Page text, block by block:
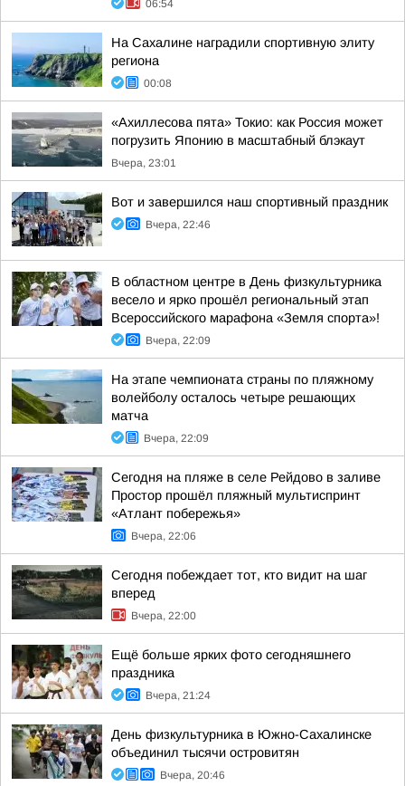
06:54
На Сахалине наградили спортивную элиту
региона
00:08
«Ахиллесова пята» Токио: как Россия может
погрузить Японию в масштабный блэкаут
Вчера, 23:01
Вот и завершился наш спортивный праздник
Вчера, 22:46
В областном центре в День физкультурника
весело и ярко прошёл региональный этап
Всероссийского марафона «Земля спорта»!
Вчера, 22:09
На этапе чемпионата страны по пляжному
волейболу осталось четыре решающих
матча
Вчера, 22:09
Сегодня на пляже в селе Рейдово в заливе
Простор прошёл пляжный мультиспринт
«Атлант побережья»
Вчера, 22:06
Сегодня побеждает тот, кто видит на шаг
вперед
Вчера, 22:00
Ещё больше ярких фото сегодняшнего
праздника
Вчера, 21:24
День физкультурника в Южно-Сахалинске
объединил тысячи островитян
Вчера, 20:46